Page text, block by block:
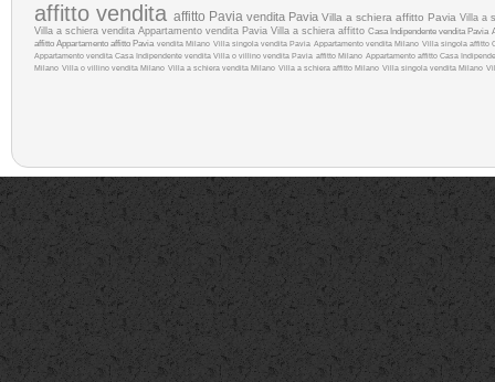
Appartamento
€ 850
Appartamento Appartamento
€ 880
Appartamento
€ 890
Appartamento
€ 900
Appartamento
€ 900
affitto vendita affitto Pavia vendita Pavia Villa a schiera affitto Pavia Villa a
Villa a schiera vendita Appartamento vendita Pavia Villa a schiera affitto Casa Indipendente vendita Pavia
affitto Appartamento affitto Pavia vendita Milano Villa singola vendita Pavia Appartamento vendita Milano Villa singola affitto
Appartamento vendita Casa Indipendente vendita Villa o villino vendita Pavia affitto Milano Appartamento affitto Casa
Milano Villa o villino vendita Milano Villa a schiera vendita Milano Villa a schiera affitto Milano Villa singola vendita Milano